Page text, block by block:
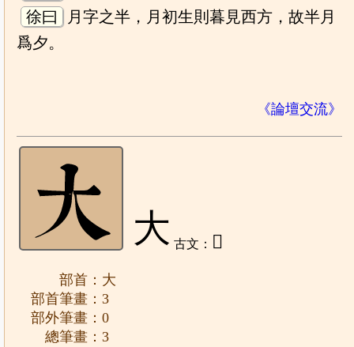
徐曰
月字之半，月初生則暮見西方，故半月
爲夕。
《論壇交流》
大 古文： 𠘲
部首：大
部首筆畫：3
部外筆畫：0
總筆畫：3